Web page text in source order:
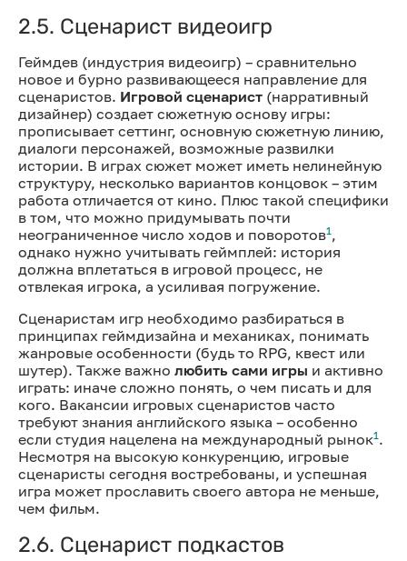
2.5. Сценарист видеоигр
Геймдев (индустрия видеоигр) – сравнительно
новое и бурно развивающееся направление для
сценаристов. Игровой сценарист (нарративный
дизайнер) создает сюжетную основу игры:
прописывает сеттинг, основную сюжетную линию,
диалоги персонажей, возможные развилки
истории. В играх сюжет может иметь нелинейную
структуру, несколько вариантов концовок – этим
работа отличается от кино. Плюс такой специфики
в том, что можно придумывать почти
неограниченное число ходов и поворотов1 ,
однако нужно учитывать геймплей: история
должна вплетаться в игровой процесс, не
отвлекая игрока, а усиливая погружение.
Сценаристам игр необходимо разбираться в
принципах геймдизайна и механиках, понимать
жанровые особенности (будь то RPG, квест или
шутер). Также важно любить сами игры и активно
играть: иначе сложно понять, о чем писать и для
кого. Вакансии игровых сценаристов часто
требуют знания английского языка – особенно
если студия нацелена на международный рынок1 .
Несмотря на высокую конкуренцию, игровые
сценаристы сегодня востребованы, и успешная
игра может прославить своего автора не меньше,
чем фильм.
2.6. Сценарист подкастов